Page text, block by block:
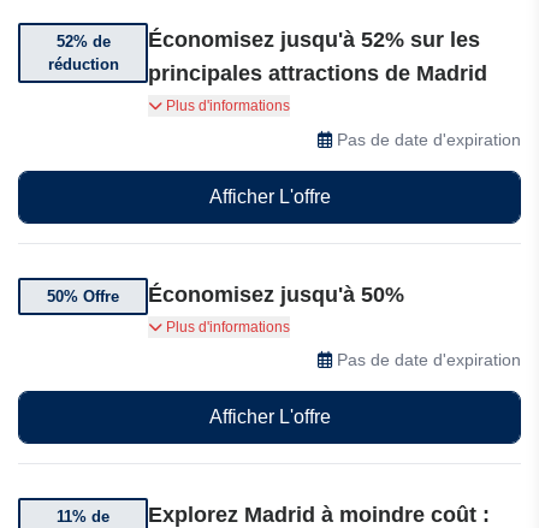
52% de
réduction
Économisez jusqu'à 52% sur les
principales attractions de Madrid
Économisez jusqu'à 52 % sur les principales
attractions de Madrid avec Go City : choisissez
votre pass, utilisez la promotion et explorez plus
à moindre coût !
Plus d'informations
Pas de date d'expiration
Afficher L'offre
50% Offre Économisez jusqu'à 50%
Économisez jusqu'à 50% sur les meilleures
attractions, visites et activités avec Go City.
Plus d'informations
Pas de date d'expiration
Afficher L'offre
11% de
Explorez Madrid à moindre coût :